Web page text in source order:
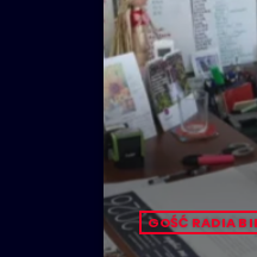
GOŚĆ RADIA